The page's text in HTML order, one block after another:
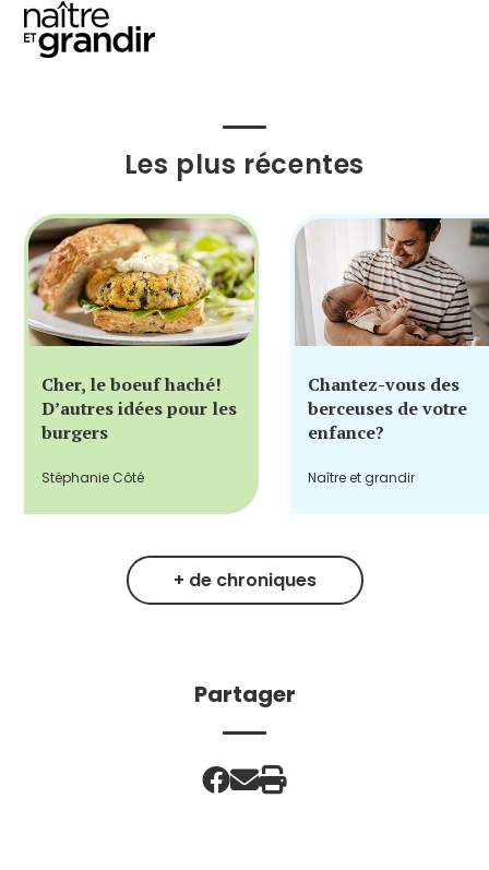
Les plus récentes
Cher, le boeuf haché!
D’autres idées pour les
burgers
Stéphanie Côté
Chantez-vous des
berceuses de votre
enfance?
Naître et grandir
+ de chroniques
Partager